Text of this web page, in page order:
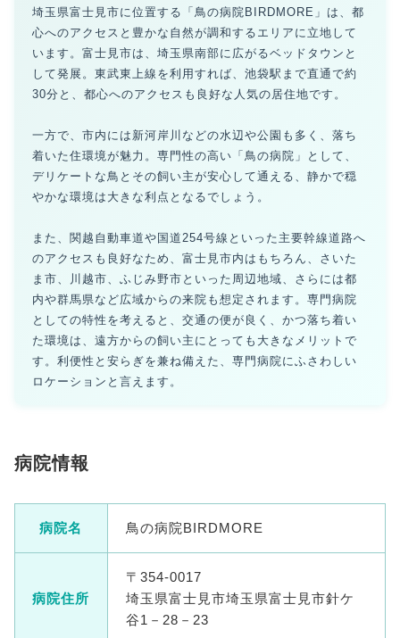
埼玉県富士見市に位置する「鳥の病院BIRDMORE」は、都
心へのアクセスと豊かな自然が調和するエリアに立地して
います。富士見市は、埼玉県南部に広がるベッドタウンと
して発展。東武東上線を利用すれば、池袋駅まで直通で約
30分と、都心へのアクセスも良好な人気の居住地です。
一方で、市内には新河岸川などの水辺や公園も多く、落ち
着いた住環境が魅力。専門性の高い「鳥の病院」として、
デリケートな鳥とその飼い主が安心して通える、静かで穏
やかな環境は大きな利点となるでしょう。
また、関越自動車道や国道254号線といった主要幹線道路へ
のアクセスも良好なため、富士見市内はもちろん、さいた
ま市、川越市、ふじみ野市といった周辺地域、さらには都
内や群馬県など広域からの来院も想定されます。専門病院
としての特性を考えると、交通の便が良く、かつ落ち着い
た環境は、遠方からの飼い主にとっても大きなメリットで
す。利便性と安らぎを兼ね備えた、専門病院にふさわしい
ロケーションと言えます。
病院情報
病院名 鳥の病院BIRDMORE
病院住所
〒354-0017
埼玉県富士見市埼玉県富士見市針ケ
谷1－28－23